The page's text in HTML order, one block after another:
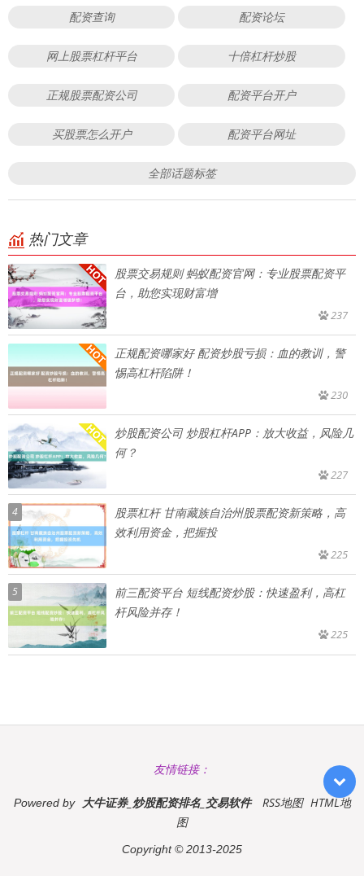
配资查询 配资论坛
网上股票杠杆平台 十倍杠杆炒股
正规股票配资公司 配资平台开户
买股票怎么开户 配资平台网址
全部话题标签
热门文章
股票交易规则 蚂蚁配资官网：专业股票配资平
台，助您实现财富增
237
正规配资哪家好 配资炒股亏损：血的教训，警
惕高杠杆陷阱！
230
炒股配资公司 炒股杠杆APP：放大收益，风险几
何？
227
4
股票杠杆 甘南藏族自治州股票配资新策略，高
效利用资金，把握投
225
5
前三配资平台 短线配资炒股：快速盈利，高杠
杆风险并存！
225
友情链接：
Powered by 大牛证券_炒股配资排名_交易软件 RSS地图 HTML地
图
Copyright© 2013-2025